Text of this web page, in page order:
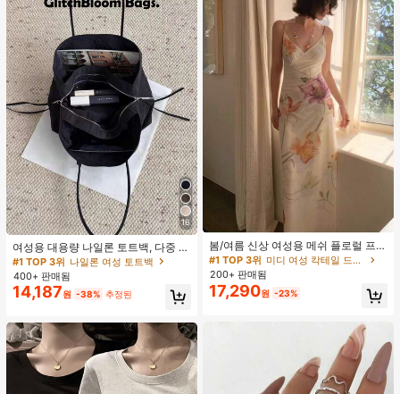
16
여성용 대용량 나일론 토트백, 다중 지
퍼 포켓, 방수 숄더 핸드백, 사무실 노
트북, 일상 출퇴근, 쇼핑에 적합
#1 TOP 3위 나일론 여성 토트백
400+ 판매됨
14,187원 -38% 추정된
봄/여름 신상 여성용 메쉬 플로럴 프린
트 드레스, 브이넥, 휴가 스타일, 섹시
한 비치 파티 댄스 드레스, 스파게티
스트랩 웨딩 가을
#1 TOP 3위
재고 1개 남음
#1 TOP 3위
미디 여성 칵테일 드레스
재고 1개 남음
#1 TOP 3위
미디 여성 칵테일 드레스
재고 1개 남음
#1 TOP 3위
200+ 판매됨
17,290원 -23%